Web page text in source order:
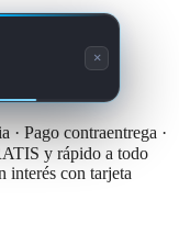
Pago contraentrega ·
y rápido a todo
interés con tarjeta
×